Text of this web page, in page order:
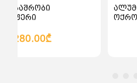
საშრობი
280.00₾